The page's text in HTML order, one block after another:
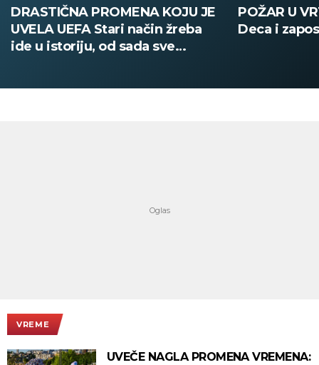
POŽAR U VRTIĆU NA VOŽDOVCU
Deca i zaposleni evakuisani
SINIŠA
DOBIO
VREME
UVEČE NAGLA PROMENA VREMENA: